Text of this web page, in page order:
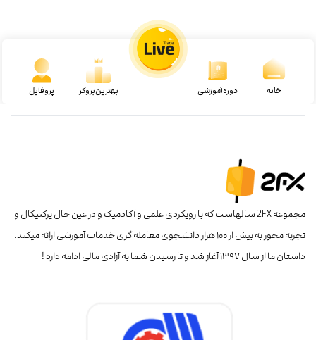
خانه دوره‌آموزشی بهترین‌بروکر پروفایل
مجموعه 2FX سالهاست که با رویکردی علمی و آکادمیک و در عین حال پرکتیکال و
تجربه محور به بیش از ۱۰۰ هزار دانشجوی معامله گری خدمات آموزشی ارائه میکند.
داستان ما از سال ۱۳۹۷ آغاز شد و تا رسیدن شما به آزادی مالی ادامه دارد !